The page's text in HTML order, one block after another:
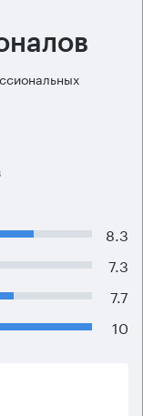
8.3
7.3
7.7
10